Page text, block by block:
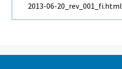
2013-06-20_rev_001_fi.html